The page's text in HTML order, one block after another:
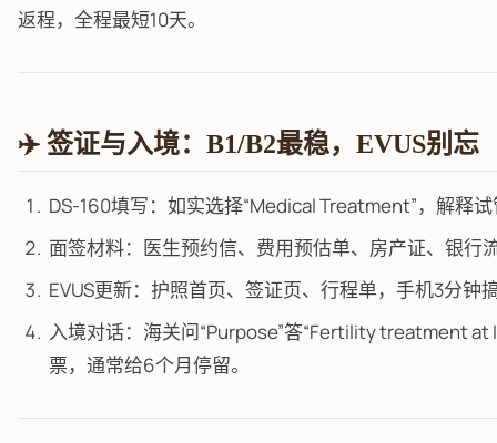
返程，全程最短10天。
✈️ 签证与入境：B1/B2最稳，EVUS别忘
DS-160填写：如实选择“Medical Treatment”，解释
面签材料：医生预约信、费用预估单、房产证、银行
EVUS更新：护照首页、签证页、行程单，手机3分钟
入境对话：海关问“Purpose”答“Fertility treatment at
票，通常给6个月停留。